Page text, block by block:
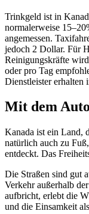
Trinkgeld ist in
normalerweise
angemessen.
jedoch 2 Dollar. Für
Reinigungskräfte
oder pro Tag
Dienstleister erhalten
Mit dem
Kanada ist ein Land,
natürlich auch zu
entdeckt. Das
Die Straßen sind gut
Verkehr außerhalb
aufbricht, erlebt die
und die Einsamkeit